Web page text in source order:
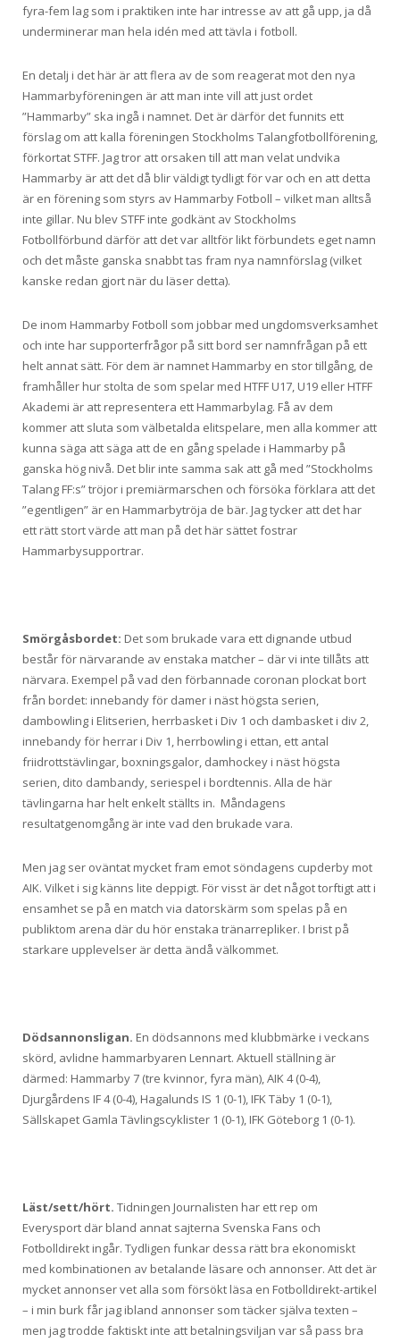
fyra-fem lag som i praktiken inte har intresse av att gå upp, ja då
underminerar man hela idén med att tävla i fotboll.
En detalj i det här är att flera av de som reagerat mot den nya
Hammarbyföreningen är att man inte vill att just ordet
”Hammarby” ska ingå i namnet. Det är därför det funnits ett
förslag om att kalla föreningen Stockholms Talangfotbollförening,
förkortat STFF. Jag tror att orsaken till att man velat undvika
Hammarby är att det då blir väldigt tydligt för var och en att detta
är en förening som styrs av Hammarby Fotboll – vilket man alltså
inte gillar. Nu blev STFF inte godkänt av Stockholms
Fotbollförbund därför att det var alltför likt förbundets eget namn
och det måste ganska snabbt tas fram nya namnförslag (vilket
kanske redan gjort när du läser detta).
De inom Hammarby Fotboll som jobbar med ungdomsverksamhet
och inte har supporterfrågor på sitt bord ser namnfrågan på ett
helt annat sätt. För dem är namnet Hammarby en stor tillgång, de
framhåller hur stolta de som spelar med HTFF U17, U19 eller HTFF
Akademi är att representera ett Hammarbylag. Få av dem
kommer att sluta som välbetalda elitspelare, men alla kommer att
kunna säga att säga att de en gång spelade i Hammarby på
ganska hög nivå. Det blir inte samma sak att gå med ”Stockholms
Talang FF:s” tröjor i premiärmarschen och försöka förklara att det
”egentligen” är en Hammarbytröja de bär. Jag tycker att det har
ett rätt stort värde att man på det här sättet fostrar
Hammarbysupportrar.
Smörgåsbordet: Det som brukade vara ett dignande utbud
består för närvarande av enstaka matcher – där vi inte tillåts att
närvara. Exempel på vad den förbannade coronan plockat bort
från bordet: innebandy för damer i näst högsta serien,
dambowling i Elitserien, herrbasket i Div 1 och dambasket i div 2,
innebandy för herrar i Div 1, herrbowling i ettan, ett antal
friidrottstävlingar, boxningsgalor, damhockey i näst högsta
serien, dito dambandy, seriespel i bordtennis. Alla de här
tävlingarna har helt enkelt ställts in. Måndagens
resultatgenomgång är inte vad den brukade vara.
Men jag ser oväntat mycket fram emot söndagens cupderby mot
AIK. Vilket i sig känns lite deppigt. För visst är det något torftigt att i
ensamhet se på en match via datorskärm som spelas på en
publiktom arena där du hör enstaka tränarrepliker. I brist på
starkare upplevelser är detta ändå välkommet.
Dödsannonsligan. En dödsannons med klubbmärke i veckans
skörd, avlidne hammarbyaren Lennart. Aktuell ställning är
därmed: Hammarby 7 (tre kvinnor, fyra män), AIK 4 (0-4),
Djurgårdens IF 4 (0-4), Hagalunds IS 1 (0-1), IFK Täby 1 (0-1),
Sällskapet Gamla Tävlingscyklister 1 (0-1), IFK Göteborg 1 (0-1).
Läst/sett/hört. Tidningen Journalisten har ett rep om
Everysport där bland annat sajterna Svenska Fans och
Fotbolldirekt ingår. Tydligen funkar dessa rätt bra ekonomiskt
med kombinationen av betalande läsare och annonser. Att det är
mycket annonser vet alla som försökt läsa en Fotbolldirekt-artikel
– i min burk får jag ibland annonser som täcker själva texten –
men jag trodde faktiskt inte att betalningsviljan var så pass bra